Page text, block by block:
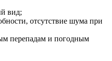
вид;
отсутствие шума при
перепадам и погодным